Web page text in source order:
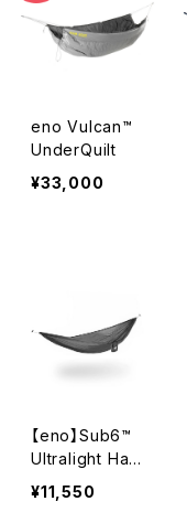
eno Vulcan™
UnderQuilt
¥33,000
【eno】Sub6™
Ultralight Ham
mock
¥11,550